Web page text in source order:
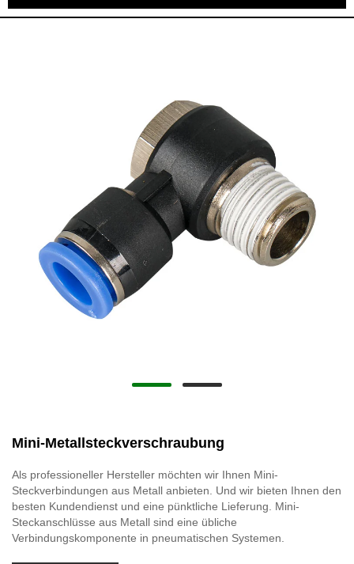
Mini-Metallsteckverschraubung
Als professioneller Hersteller möchten wir Ihnen Mini-
Steckverbindungen aus Metall anbieten. Und wir bieten Ihnen den
besten Kundendienst und eine pünktliche Lieferung. Mini-
Steckanschlüsse aus Metall sind eine übliche
Verbindungskomponente in pneumatischen Systemen.